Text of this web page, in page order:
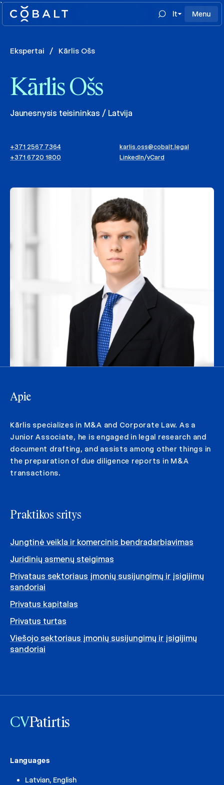
`
lt
Menu
Ekspertai / Kārlis Ošs
Kārlis Ošs
Jaunesnysis teisininkas / Latvija
+371 2567 7364
+371 6720 1800
karlis.oss@cobalt.legal
LinkedIn/vCard
Apie
Kārlis specializes in M&A and Corporate Law. As a
Junior Associate, he is engaged in legal research and
document drafting, and assists among other things in
the preparation of due diligence reports in M&A
transactions.
Praktikos sritys
Jungtinė veikla ir komercinis bendradarbiavimas
Juridinių asmenų steigimas
Privataus sektoriaus įmonių susijungimų ir įsigijimų
sandoriai
Privatus kapitalas
Privatus turtas
Viešojo sektoriaus įmonių susijungimų ir įsigijimų
sandoriai
CVPatirtis
Languages
Latvian, English